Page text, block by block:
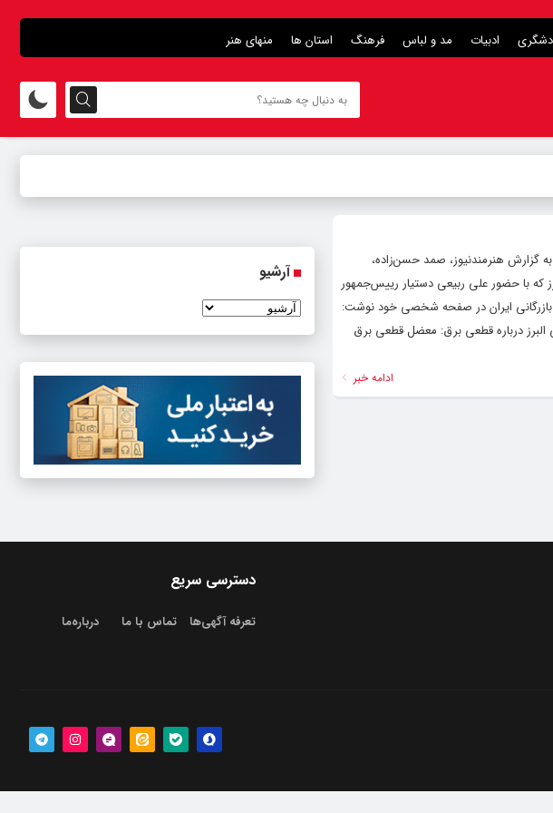
ادبیات مد و لباس فرهنگ استان ها منهای هنر
گزارش هنرمندنیوز، صمد حسن‌زاده،
که با حضور علی ربیعی دستیار رییس‌جمهور
ایران در صفحه شخصی خود نوشت:
درباره قطعی برق: معضل قطعی برق
ادامه خبر
آرشیو
دسترسی سریع
تعرفه آگهی‌ها تماس با ما درباره‌‌ما